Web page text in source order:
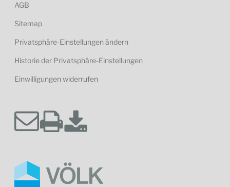
AGB
Sitemap
Privatsphäre-Einstellungen ändern
Historie der Privatsphäre-Einstellungen
Einwilligungen widerrufen